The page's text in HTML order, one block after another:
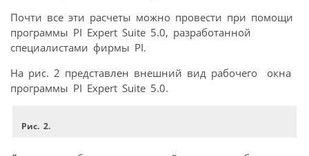
Почти все эти расчеты можно провести при помощи
программы PI Expert Suite 5.0, разработанной
специалистами фирмы PI.
На рис. 2 представлен внешний вид рабочего окна
программы PI Expert Suite 5.0.
Рис. 2.